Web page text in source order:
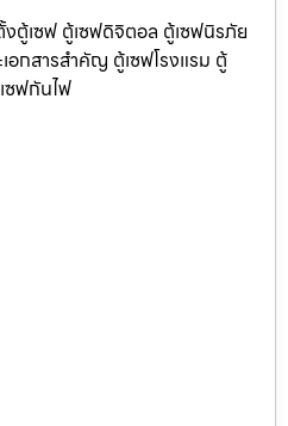
ตู้เซฟ ตู้เซฟดิจิตอล ตู้เซฟนิรภัย
อกสารสำคัญ ตู้เซฟโรงแรม ตู้
ซฟกันไฟ